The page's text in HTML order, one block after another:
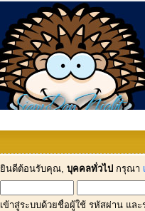
ยินดีต้อนรับคุณ, บุคคลทั่วไป กรุณา
เข้าสู่ระบบด้วยชื่อผู้ใช้ รหัสผ่าน และ